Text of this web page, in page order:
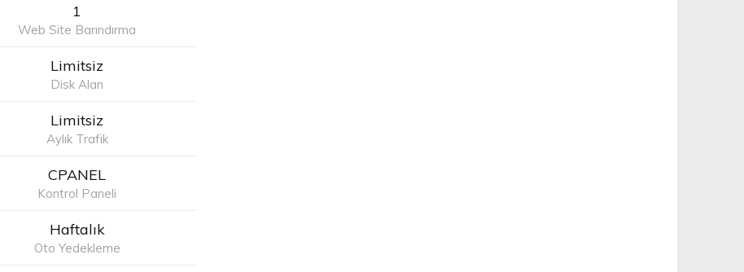
1
Web Site Barındırma
Limitsiz
Disk Alan
Limitsiz
Aylık Trafik
CPANEL
Kontrol Paneli
Haftalık
Oto Yedekleme